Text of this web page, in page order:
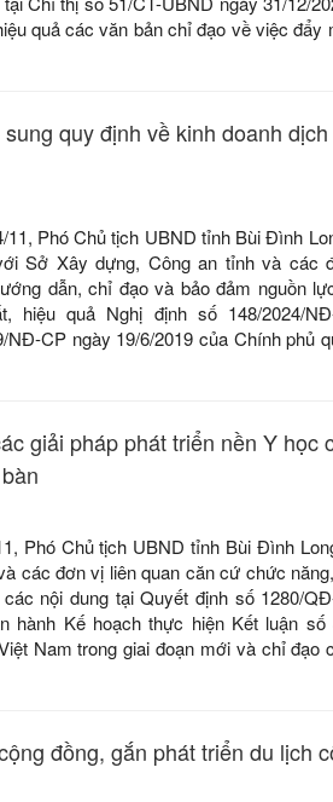
quả các văn bản chỉ đạo về việc đẩy
quy định về kinh doanh dịch
Phó Chủ tịch UBND tỉnh Bùi Đình
Sở Xây dựng, Công an tỉnh và các
dẫn, chỉ đạo và bảo đảm nguồn
hiệu quả Nghị định số 148/2024/
CP ngày 19/6/2019 của Chính phủ
giải pháp phát triển nền Y học
Phó Chủ tịch UBND tỉnh Bùi Đình
các đơn vị liên quan căn cứ chức
nội dung tại Quyết định số 1280/
hành Kế hoạch thực hiện Kết luận số
Nam trong giai đoạn mới và chỉ đạo
đồng, gắn phát triển du lịch